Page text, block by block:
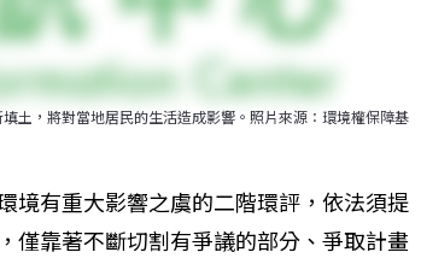
土，將對當地居民的生活造成影響。照片來源：環境權保障基
境有重大影響之虞的二階環評，依法須提
僅靠著不斷切割有爭議的部分、爭取計畫